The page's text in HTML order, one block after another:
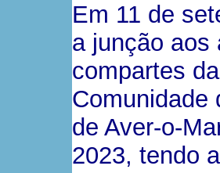
Em 11 de
a junção aos
compartes
Comunidade
de Aver-o-
2023, tendo